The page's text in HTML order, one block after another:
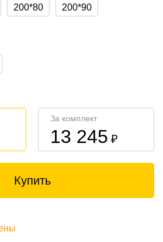
200*80 200*90
За комплект
13 245 ₽
Купить